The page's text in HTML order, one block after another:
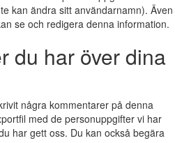
kan ändra sitt användarnamn). Även
se och redigera denna information.
du har över dina
några kommentarer på denna
med de personuppgifter vi har
har gett oss. Du kan också begära